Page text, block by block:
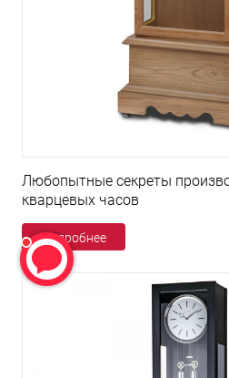
Любопытные секреты
кварцевых часов
Подробнее